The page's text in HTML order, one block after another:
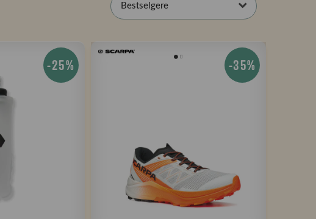
Bestselgere
-25% -35%